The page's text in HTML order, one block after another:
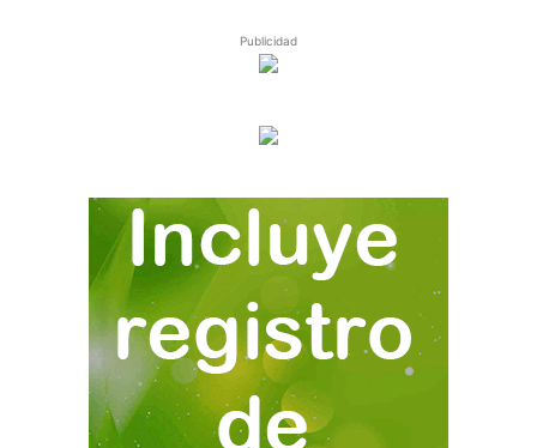
Publicidad